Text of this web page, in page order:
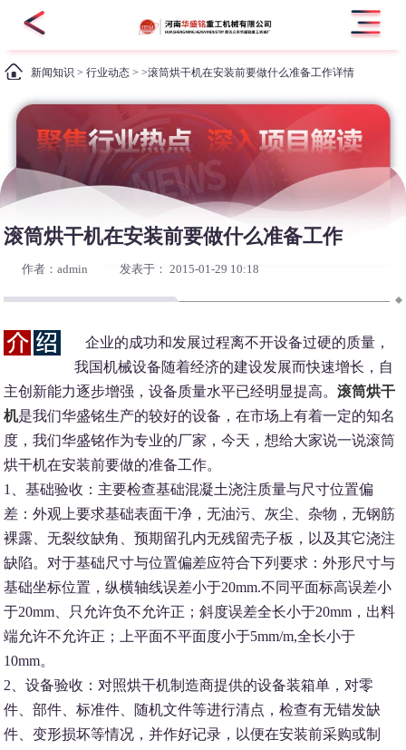
新闻知识 >行业动态 > >滚筒烘干机在安装前要做什么准备工作详情
滚筒烘干机在安装前要做什么准备工作
作者：admin 发表于： 2015-01-29 10:18
企业的成功和发展过程离不开设备过硬的质量，
我国机械设备随着经济的建设发展而快速增长，自
主创新能力逐步增强，设备质量水平已经明显提高。滚筒烘干
机是我们华盛铭生产的较好的设备，在市场上有着一定的知名
度，我们华盛铭作为专业的厂家，今天，想给大家说一说滚筒
烘干机在安装前要做的准备工作。
1、基础验收：主要检查基础混凝土浇注质量与尺寸位置偏
差：外观上要求基础表面干净，无油污、灰尘、杂物，无钢筋
裸露、无裂纹缺角、预期留孔内无残留壳子板，以及其它浇注
缺陷。对于基础尺寸与位置偏差应符合下列要求：外形尺寸与
基础坐标位置，纵横轴线误差小于20mm.不同平面标高误差小
于20mm、只允许负不允许正；斜度误差全长小于20mm，出料
端允许不允许正；上平面不平面度小于5mm/m,全长小于
10mm。
2、设备验收：对照烘干机制造商提供的设备装箱单，对零
件、部件、标准件、随机文件等进行清点，检查有无错发缺
件、变形损坏等情况，并作好记录，以便在安装前采购或制